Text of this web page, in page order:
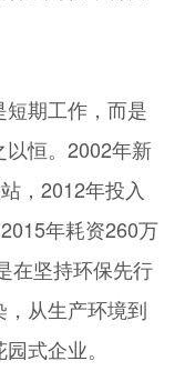
期工作，而是
恒。2002年新
，2012年投入
年耗资260万
在坚持环保先行
从生产环境到
式企业。